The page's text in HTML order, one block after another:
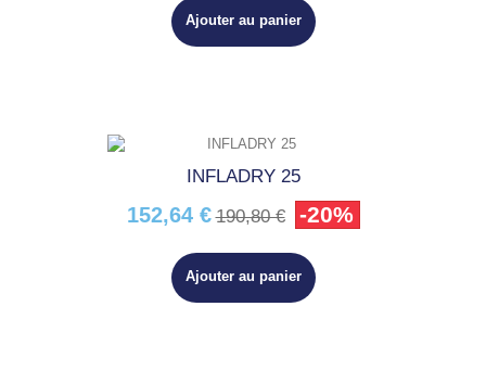
Ajouter au panier
INFLADRY 25
152,64 € 190,80 € -20%
Ajouter au panier